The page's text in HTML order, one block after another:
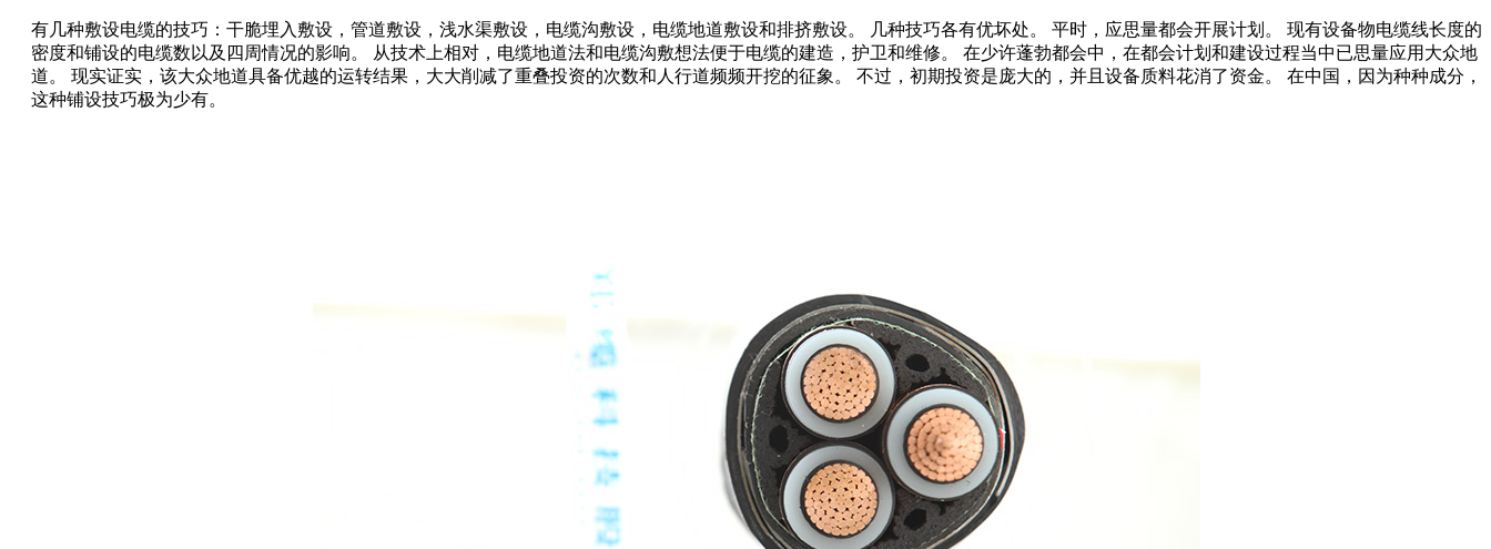
有几种敷设电缆的技巧：干脆埋入敷设，管道敷设，浅水渠敷设，电缆沟敷设，电缆地道敷设和排挤敷设。 几种技巧各有优坏处。 平时，应思量都会开展计划。 现有设备物电缆线长度的
密度和铺设的电缆数以及四周情况的影响。 从技术上相对，电缆地道法和电缆沟敷想法便于电缆的建造，护卫和维修。 在少许蓬勃都会中，在都会计划和建设过程当中已思量应用大众地
道。 现实证实，该大众地道具备优越的运转结果，大大削减了重叠投资的次数和人行道频频开挖的征象。 不过，初期投资是庞大的，并且设备质料花消了资金。 在中国，因为种种成分，
这种铺设技巧极为少有。